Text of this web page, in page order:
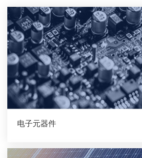
电子元器件